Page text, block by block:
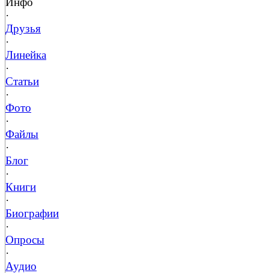
·
Друзья
·
Линейка
·
Статьи
·
Фото
·
Файлы
·
Блог
·
Книги
·
Биографии
·
Опросы
·
Аудио